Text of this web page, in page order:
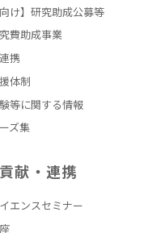
向け】研究助成公募等
費助成事業
携
体制
等に関する情報
ズ集
献・連携
エンスセミナー